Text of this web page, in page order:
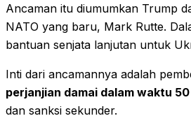
Ancaman itu diumumkan Trump
NATO yang baru, Mark Rutte.
bantuan senjata lanjutan untuk
Inti dari ancamannya adalah
perjanjian damai dalam waktu
dan sanksi sekunder.